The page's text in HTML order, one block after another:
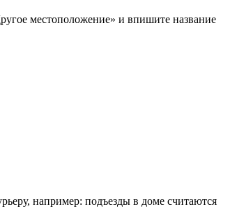
местоположение» и впишите название
например: подъезды в доме считаются